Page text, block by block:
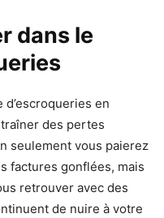
dans le
d’escroqueries en
des pertes
seulement vous paierez
factures gonflées, mais
retrouver avec des
de nuire à votre